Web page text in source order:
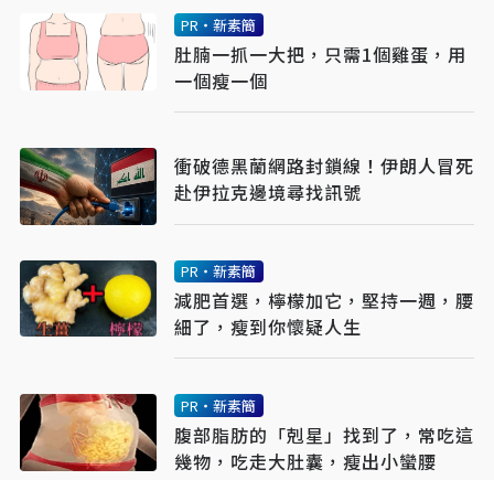
PR・新素簡
肚腩一抓一大把，只需1個雞蛋，用
一個瘦一個
衝破德黑蘭網路封鎖線！伊朗人冒死
赴伊拉克邊境尋找訊號
PR・新素簡
減肥首選，檸檬加它，堅持一週，腰
細了，瘦到你懷疑人生
PR・新素簡
腹部脂肪的「剋星」找到了，常吃這
幾物，吃走大肚囊，瘦出小蠻腰